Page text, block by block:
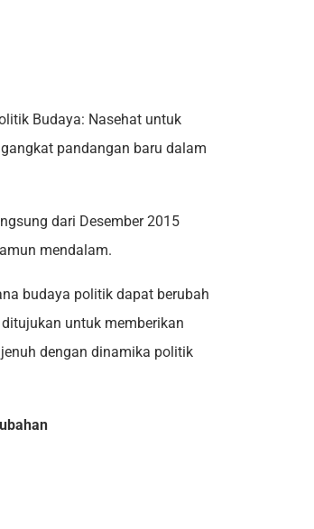
Budaya: Nasehat untuk
pandangan baru dalam
dari Desember 2015
mendalam.
budaya politik dapat berubah
untuk memberikan
dengan dinamika politik